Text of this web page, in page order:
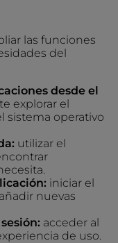
las funciones
del
desde el
explorar el
sistema operativo
utilizar el
iniciar el
nuevas
acceder al
de uso.